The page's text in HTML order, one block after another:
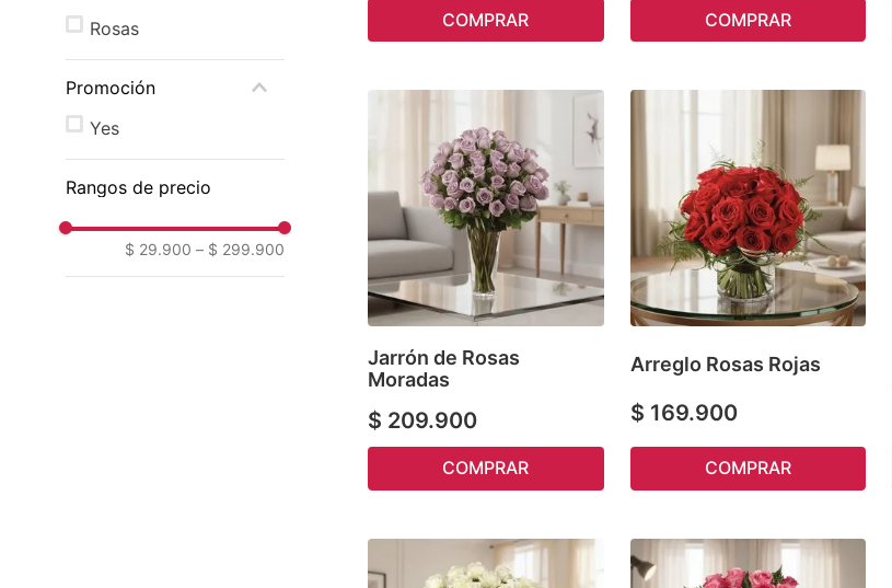
Rosas
Promoción
Yes
Rangos de precio
$ 29.900 – $ 299.900
COMPRAR COMPRAR
Jarrón de Rosas
Moradas
$ 209.900
COMPRAR
Arreglo Rosas Rojas
$ 169.900
COMPRAR